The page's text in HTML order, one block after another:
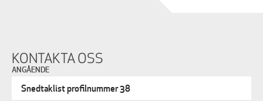
KONTAKTA OSS
ANGÅENDE